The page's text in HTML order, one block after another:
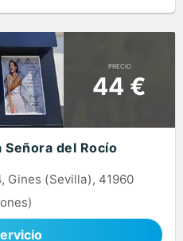
PRECIO
44 €
del Rocío
Gines (Sevilla), 41960